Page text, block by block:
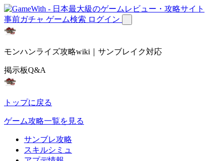
事前ガチャ ゲーム検索 ログイン
モンハンライズ攻略wiki｜サンブレイク対応
掲示板Q&A
トップに戻る
ゲーム攻略一覧を見る
サンブレ攻略
スキルシミュ